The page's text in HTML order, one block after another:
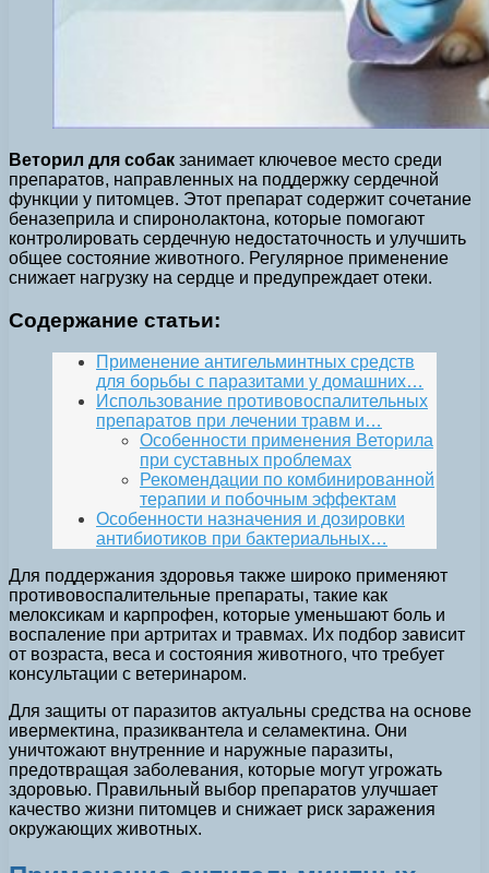
Веторил для собак занимает ключевое место среди
препаратов, направленных на поддержку сердечной
функции у питомцев. Этот препарат содержит сочетание
беназеприла и спиронолактона, которые помогают
контролировать сердечную недостаточность и улучшить
общее состояние животного. Регулярное применение
снижает нагрузку на сердце и предупреждает отеки.
Содержание статьи:
Применение антигельминтных средств
для борьбы с паразитами у домашних…
Использование противовоспалительных
препаратов при лечении травм и…
Особенности применения Веторила
при суставных проблемах
Рекомендации по комбинированной
терапии и побочным эффектам
Особенности назначения и дозировки
антибиотиков при бактериальных…
Для поддержания здоровья также широко применяют
противовоспалительные препараты, такие как
мелоксикам и карпрофен, которые уменьшают боль и
воспаление при артритах и травмах. Их подбор зависит
от возраста, веса и состояния животного, что требует
консультации с ветеринаром.
Для защиты от паразитов актуальны средства на основе
ивермектина, празиквантела и селамектина. Они
уничтожают внутренние и наружные паразиты,
предотвращая заболевания, которые могут угрожать
здоровью. Правильный выбор препаратов улучшает
качество жизни питомцев и снижает риск заражения
окружающих животных.